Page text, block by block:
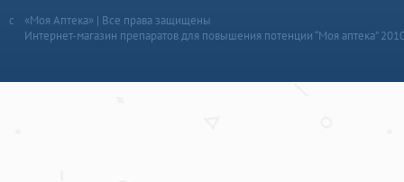
«Моя Аптека» | Все права защищены
Интернет-магазин препаратов для повышения потенции “Моя аптека”